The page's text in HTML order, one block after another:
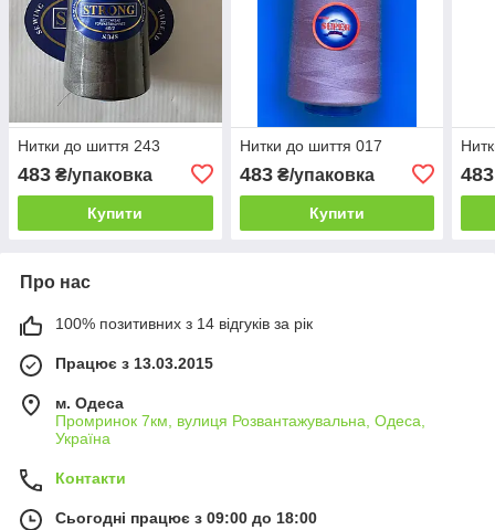
Нитки до шиття 243
483 ₴/упаковка
Купити
Нитки до шиття 017
483₴/упаковка
Купити
483
Про нас
100% позитивних з 14 відгуків за рік
Працює з 13.03.2015
м. Одеса
Промринок 7км, вулиця Розвантажувальна, Одеса,
Україна
Контакти
Сьогодні працює з 09:00 до 18:00